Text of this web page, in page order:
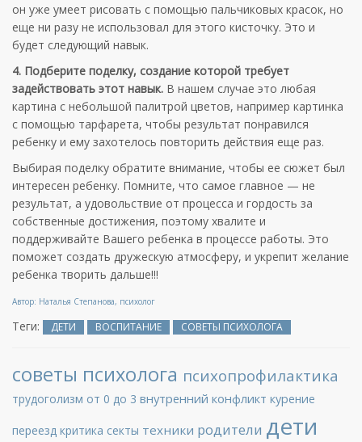
он уже умеет рисовать с помощью пальчиковых красок, но
еще ни разу не использовал для этого кисточку. Это и
будет следующий навык.
4. Подберите поделку, создание которой требует
задействовать этот навык. В нашем случае это любая
картина с небольшой палитрой цветов, например картинка
с помощью тарфарета, чтобы результат понравился
ребенку и ему захотелось повторить действия еще раз.
Выбирая поделку обратите внимание, чтобы ее сюжет был
интересен ребенку. Помните, что самое главное — не
результат, а удовольствие от процесса и гордость за
собственные достижения, поэтому хвалите и
поддерживайте Вашего ребенка в процессе работы. Это
поможет создать дружескую атмосферу, и укрепит желание
ребенка творить дальше!!!
Автор: Наталья Степанова, психолог
Теги: ДЕТИ ВОСПИТАНИЕ СОВЕТЫ ПСИХОЛОГА
советы психолога психопрофилактика
трудоголизм от 0 до 3 внутренний конфликт курение
переезд критика секты техники родители дети